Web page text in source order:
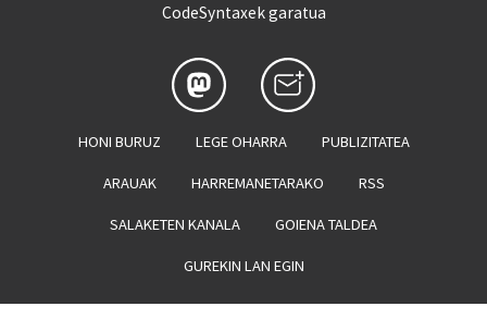
CodeSyntaxek garatua
HONI BURUZ LEGE OHARRA PUBLIZITATEA
ARAUAK HARREMANETARAKO RSS
SALAKETEN KANALA GOIENA TALDEA
GUREKIN LAN EGIN